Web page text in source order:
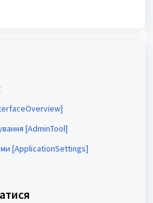
[AdminTool]
[ApplicationSettings]